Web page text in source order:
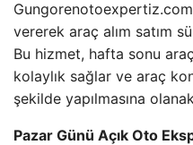
vererek araç alım satım
Bu hizmet, hafta sonu
kolaylık sağlar ve araç
şekilde yapılmasına
Pazar Günü Açık Oto